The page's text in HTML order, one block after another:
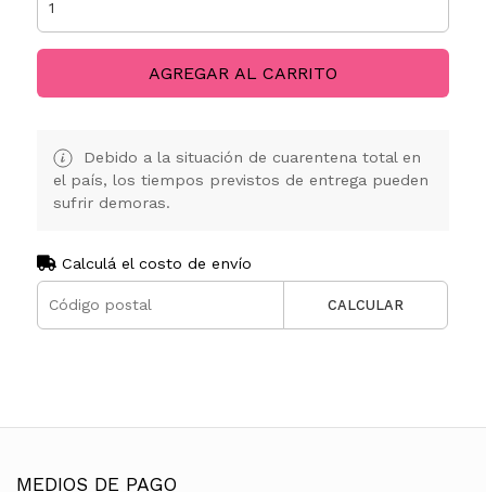
AGREGAR AL CARRITO
Debido a la situación de cuarentena total en
el país, los tiempos previstos de entrega pueden
sufrir demoras.
Calculá el costo de envío
CALCULAR
MEDIOS DE PAGO